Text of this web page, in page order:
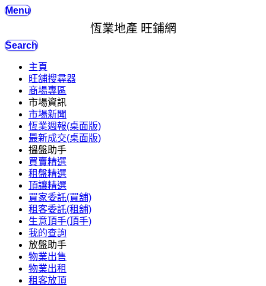
Menu
恆業地產 旺鋪網
Search
主頁
旺舖搜尋器
商場專區
市場資訊
市場新聞
恆業週報(桌面版)
最新成交(桌面版)
搵盤助手
買賣精選
租盤精選
頂讓精選
買家委託(買舖)
租客委託(租舖)
生意頂手(頂手)
我的查詢
放盤助手
物業出售
物業出租
租客放頂